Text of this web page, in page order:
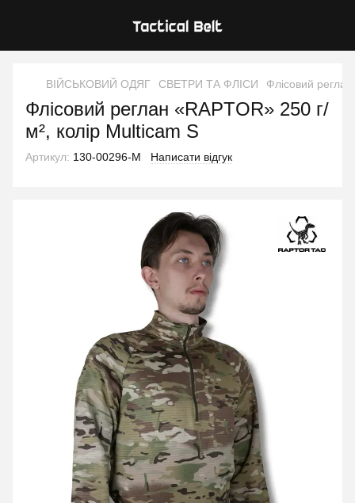
ВІЙСЬКОВИЙ ОДЯГ СВЕТРИ ТА ФЛІСИ Флісовий
Флісовий реглан «RAPTOR» 250 г/
м², колір Multicam S
Артикул: 130-00296-M Написати відгук